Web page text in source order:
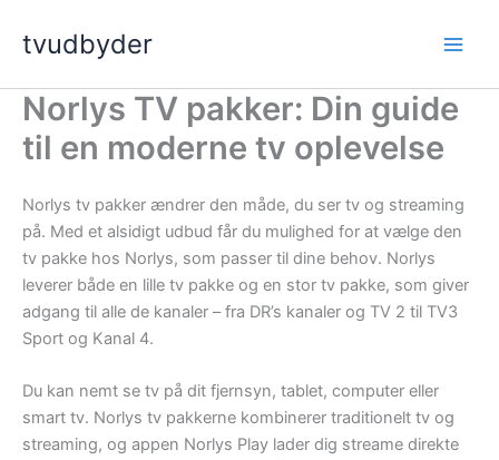
tvudbyder
Norlys TV pakker: Din guide
til en moderne tv oplevelse
Norlys tv pakker ændrer den måde, du ser tv og streaming
på. Med et alsidigt udbud får du mulighed for at vælge den
tv pakke hos Norlys, som passer til dine behov. Norlys
leverer både en lille tv pakke og en stor tv pakke, som giver
adgang til alle de kanaler – fra DR’s kanaler og TV 2 til TV3
Sport og Kanal 4.
Du kan nemt se tv på dit fjernsyn, tablet, computer eller
smart tv. Norlys tv pakkerne kombinerer traditionelt tv og
streaming, og appen Norlys Play lader dig streame direkte